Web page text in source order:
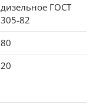
дизельное ГОСТ
305-82
80
20